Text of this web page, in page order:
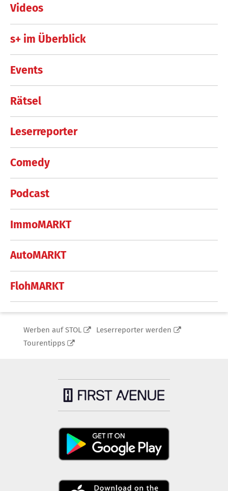
Videos
s+ im Überblick
Events
Rätsel
Leserreporter
Comedy
Podcast
ImmoMARKT
AutoMARKT
FlohMARKT
Werben auf STOL
Leserreporter werden
Tourentipps